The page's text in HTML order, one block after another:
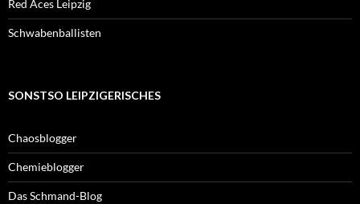
Red Aces Leipzig
Schwabenballisten
SONSTSO LEIPZIGERISCHES
Chaosblogger
Chemieblogger
Das Schmand-Blog